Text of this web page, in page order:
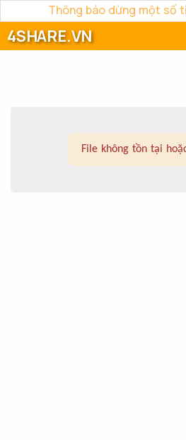
Thông báo dừng một số
4SHARE.VN
File không tồn tại